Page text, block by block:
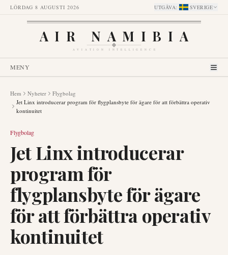
LÖRDAG 8 AUGUSTI 2026 UTGÅVA: SVERIGE
AIR NAMIBIA
AVIATION INTELLIGENCE
MENY
Hem Nyheter
Flygbolag
Jet Linx introducerar program för flygplansbyte för ägare för att förbättra operativ
kontinuitet
Flygbolag
Jet Linx introducerar
program för
flygplansbyte för ägare
för att förbättra operativ
kontinuitet